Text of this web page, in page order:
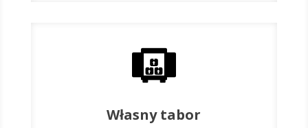
Własny tabor